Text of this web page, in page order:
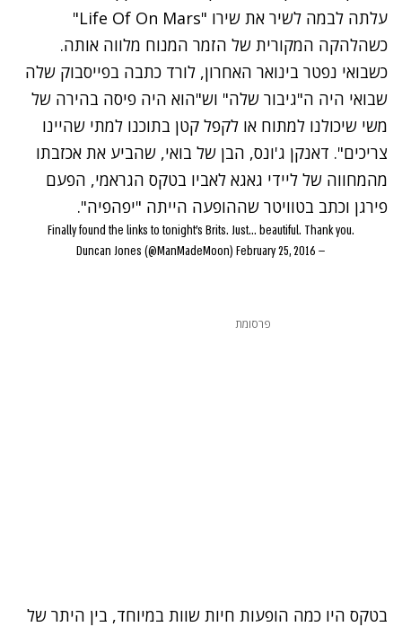
עלתה לבמה לשיר את שירו "Life Of On Mars"
המקורית של הזמר המנוח מלווה אותה.
נפטר בינואר האחרון, לורד כתבה בפייסבוק שלה
היה ה"גיבור שלה" וש"הוא היה פיסה בהירה של
שיכולנו למתוח או לקפל קטן בתוכנו למתי שהיינו
דאנקן ג'ונס, הבן של בואי, שהביע את אכזבתו
של ליידי גאגא לאביו בטקס הגראמי, הפעם
וכתב בטוויטר שההופעה הייתה "יפהפיה".
Finally found the links to tonight's Brits. Just... beautiful. Thank you.
February 25, 2016
פרסומת
היו כמה הופעות חיות שוות במיוחד, בין היתר של